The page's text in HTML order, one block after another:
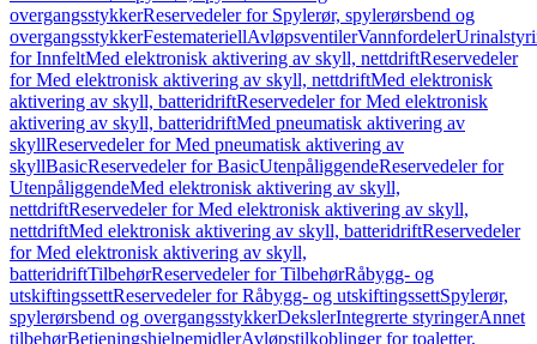
overgangsstykkerReservedeler for Spylerør, spylerørsbend og
overgangsstykkerFestemateriellAvløpsventilerVannfordeler
for InnfeltMed elektronisk aktivering av skyll, nettdriftReservedeler
for Med elektronisk aktivering av skyll, nettdriftMed elektronisk
aktivering av skyll, batteridriftReservedeler for Med elektronisk
aktivering av skyll, batteridriftMed pneumatisk aktivering av
skyllReservedeler for Med pneumatisk aktivering av
skyllBasicReservedeler for BasicUtenpåliggendeReservedeler for
UtenpåliggendeMed elektronisk aktivering av skyll,
nettdriftReservedeler for Med elektronisk aktivering av skyll,
nettdriftMed elektronisk aktivering av skyll, batteridriftReservedeler
for Med elektronisk aktivering av skyll,
batteridriftTilbehørReservedeler for TilbehørRåbygg- og
utskiftingssettReservedeler for Råbygg- og utskiftingssettSpylerør,
spylerørsbend og overgangsstykkerDekslerIntegrerte styringerAnnet
tilbehørBetjeningshjelpemidlerAvløpstilkoblinger for toaletter,